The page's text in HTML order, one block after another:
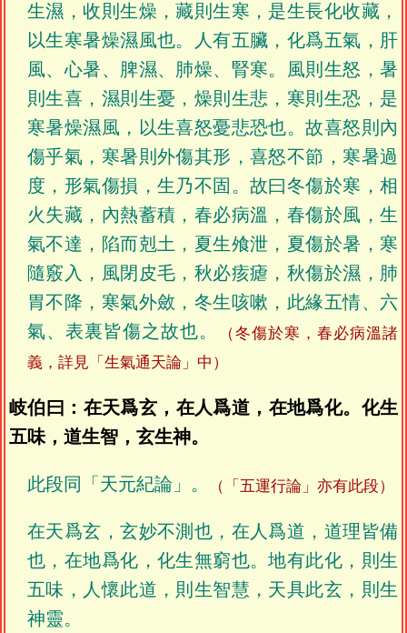
生濕，收則生燥，藏則生寒，是生長化收藏，
以生寒暑燥濕風也。人有五臟，化爲五氣，肝
風、心暑、脾濕、肺燥、腎寒。風則生怒，暑
則生喜，濕則生憂，燥則生悲，寒則生恐，是
寒暑燥濕風，以生喜怒憂悲恐也。故喜怒則內
傷乎氣，寒暑則外傷其形，喜怒不節，寒暑過
度，形氣傷損，生乃不固。故曰冬傷於寒，相
火失藏，內熱蓄積，春必病溫，春傷於風，生
氣不達，陷而剋土，夏生飧泄，夏傷於暑，寒
隨竅入，風閉皮毛，秋必痎瘧，秋傷於濕，肺
胃不降，寒氣外斂，冬生咳嗽，此緣五情、六
氣、表裏皆傷之故也。
（冬傷於寒，春必病溫諸
義，詳見「生氣通天論」中）
岐伯曰：在天爲玄，在人爲道，在地爲化。化生
五味，道生智，玄生神。
此段同「天元紀論」。 （「五運行論」亦有此段）
在天爲玄，玄妙不測也，在人爲道，道理皆備
也，在地爲化，化生無窮也。地有此化，則生
五味，人懷此道，則生智慧，天具此玄，則生
神靈。